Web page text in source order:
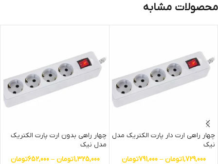
محصولات مشابه
چهار راهی ارت دار پارت الکتریک مدل
نیک
1,729,000تومان –
791,000تومان
چهار راهی بدون ارت پارت الکتریک
مدل نیک
1,325,000تومان –
652,000تومان